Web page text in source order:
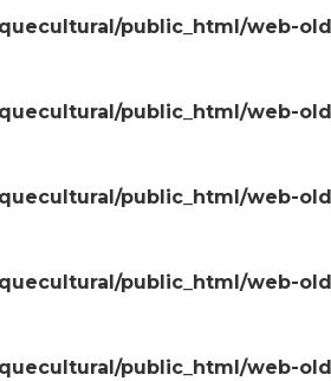
public_html/web-
public_html/web-
public_html/web-
public_html/web-
public_html/web-